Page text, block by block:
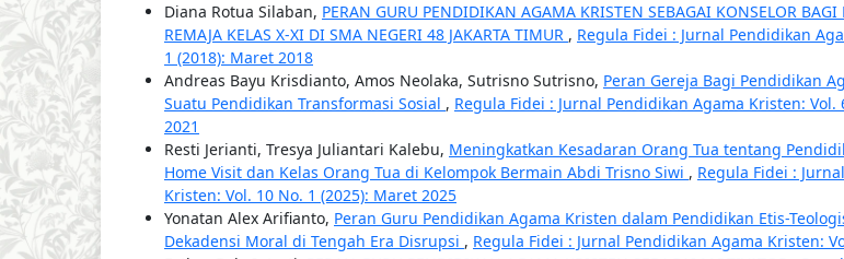
Diana Rotua Silaban, PERAN GURU PENDIDIKAN AGAMA KRISTEN SEBAGAI KONSELOR BAGI
REMAJA KELAS X-XI DI SMA NEGERI 48 JAKARTA TIMUR , Regula Fidei : Jurnal Pendidikan
1 (2018): Maret 2018
Andreas Bayu Krisdianto, Amos Neolaka, Sutrisno Sutrisno, Peran Gereja Bagi Pendidikan
Suatu Pendidikan Transformasi Sosial , Regula Fidei : Jurnal Pendidikan Agama Kristen: Vol.
2021
Resti Jerianti, Tresya Juliantari Kalebu, Meningkatkan Kesadaran Orang Tua tentang
Home Visit dan Kelas Orang Tua di Kelompok Bermain Abdi Trisno Siwi , Regula Fidei :
Kristen: Vol. 10 No. 1 (2025): Maret 2025
Yonatan Alex Arifianto, Peran Guru Pendidikan Agama Kristen dalam Pendidikan Etis-
Dekadensi Moral di Tengah Era Disrupsi , Regula Fidei : Jurnal Pendidikan Agama Kristen: